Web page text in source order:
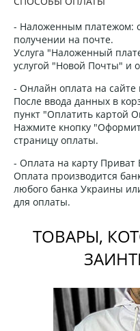
- Наложенным платежом:
получении на почте.
Услуга "Наложенный
услугой "Новой Почты" и
- Онлайн оплата на
После ввода данных в
пункт "Оплатить картой
Нажмите кнопку
страницу оплаты.
- Оплата на карту Приват
Оплата производится
любого банка Украины
для оплаты.
ТОВАРЫ,